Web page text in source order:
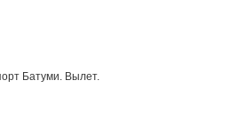
Батуми. Вылет.